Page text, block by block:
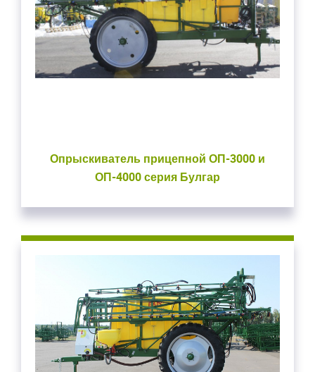
Опрыскиватель прицепной ОП-3000 и
ОП-4000 серия Булгар